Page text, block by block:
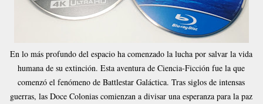
En lo más profundo del espacio ha comenzado la lucha por salvar la vida
humana de su extinción. Esta aventura de Ciencia-Ficción fue la que
comenzó el fenómeno de Battlestar Galáctica. Tras siglos de intensas
guerras, las Doce Colonias comienzan a divisar una esperanza para la paz